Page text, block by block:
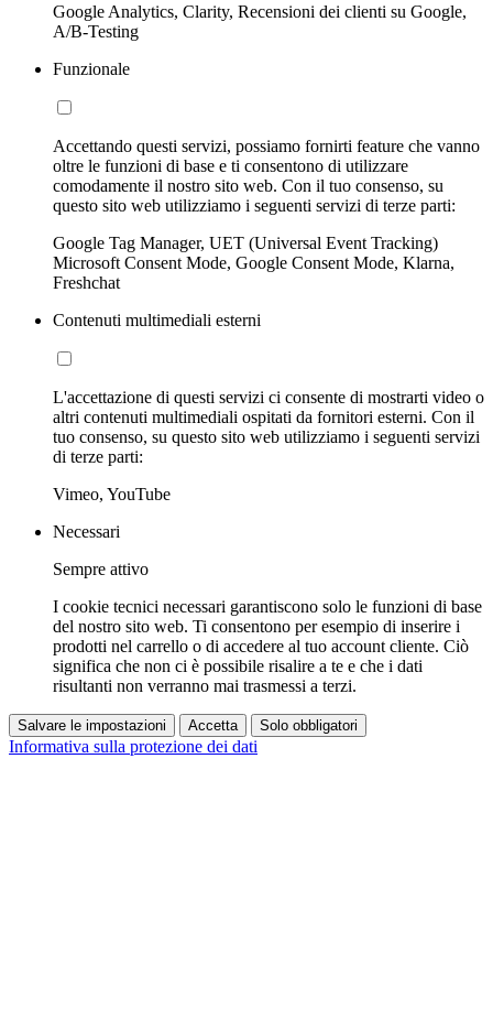
Google Analytics, Clarity, Recensioni dei clienti su Google,
A/B-Testing
Funzionale
Accettando questi servizi, possiamo fornirti feature che vanno
oltre le funzioni di base e ti consentono di utilizzare
comodamente il nostro sito web. Con il tuo consenso, su
questo sito web utilizziamo i seguenti servizi di terze parti:
Google Tag Manager, UET (Universal Event Tracking)
Microsoft Consent Mode, Google Consent Mode, Klarna,
Freshchat
Contenuti multimediali esterni
L'accettazione di questi servizi ci consente di mostrarti video o
altri contenuti multimediali ospitati da fornitori esterni. Con il
tuo consenso, su questo sito web utilizziamo i seguenti servizi
di terze parti:
Vimeo, YouTube
Necessari
Sempre attivo
I cookie tecnici necessari garantiscono solo le funzioni di base
del nostro sito web. Ti consentono per esempio di inserire i
prodotti nel carrello o di accedere al tuo account cliente. Ciò
significa che non ci è possibile risalire a te e che i dati
risultanti non verranno mai trasmessi a terzi.
Salvare le impostazioni Accetta Solo obbligatori
Informativa sulla protezione dei dati